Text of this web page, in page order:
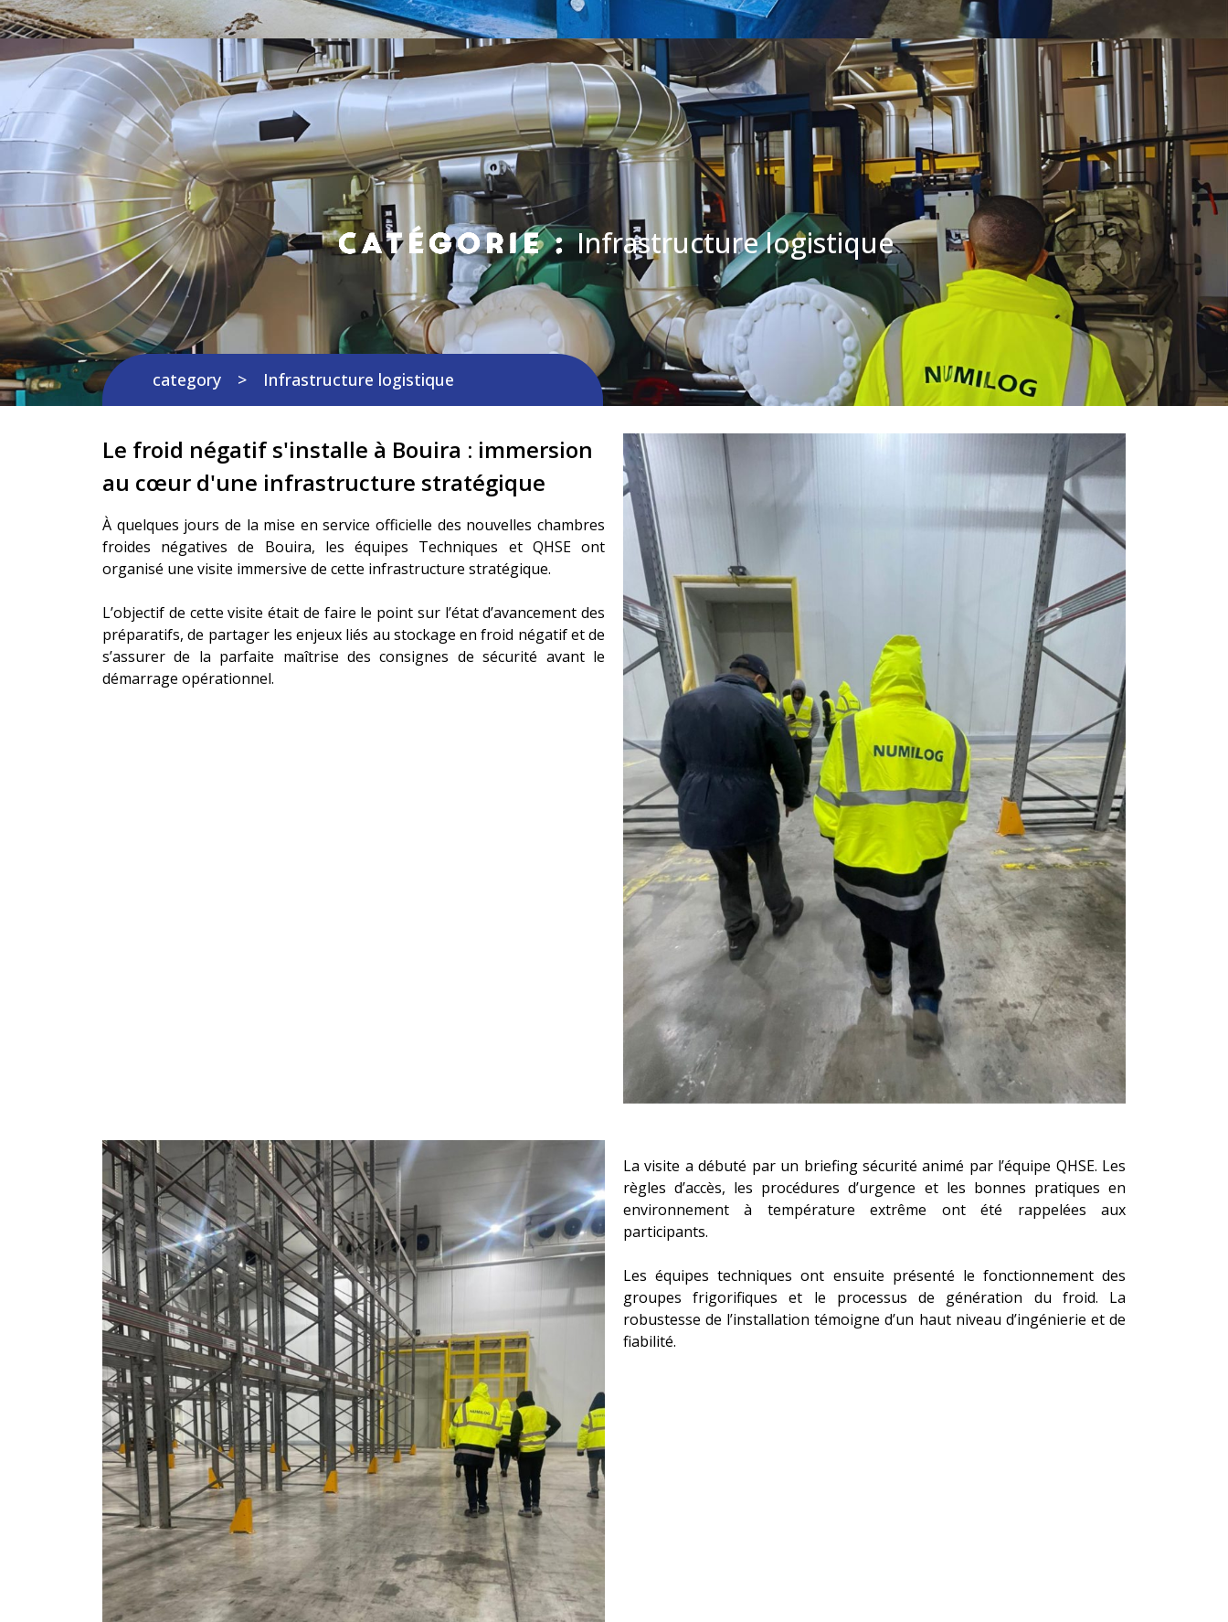
Catégorie :Infrastructure logistique
category Infrastructure logistique
Le froid négatif s'installe à Bouira : immersion
au cœur d'une infrastructure stratégique
À quelques jours de la mise en service officielle des nouvelles chambres
froides négatives de Bouira, les équipes Techniques et QHSE ont
organisé une visite immersive de cette infrastructure stratégique.
L’objectif de cette visite était de faire le point sur l’état d’avancement des
préparatifs, de partager les enjeux liés au stockage en froid négatif et de
s’assurer de la parfaite maîtrise des consignes de sécurité avant le
démarrage opérationnel.
La visite a débuté par un briefing sécurité animé par l’équipe QHSE. Les
règles d’accès, les procédures d’urgence et les bonnes pratiques en
environnement à température extrême ont été rappelées aux
participants.
Les équipes techniques ont ensuite présenté le fonctionnement des
groupes frigorifiques et le processus de génération du froid. La
robustesse de l’installation témoigne d’un haut niveau d’ingénierie et de
fiabilité.